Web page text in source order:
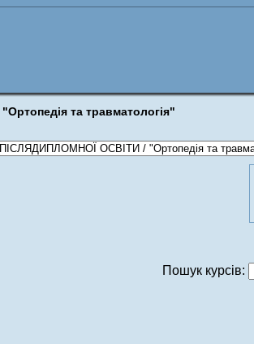
"Ортопедія та травматологія"
Пошук курсів: